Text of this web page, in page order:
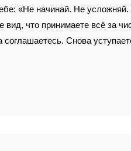
«Не начинай. Не
вид, что принимаете всё за
соглашаетесь. Снова